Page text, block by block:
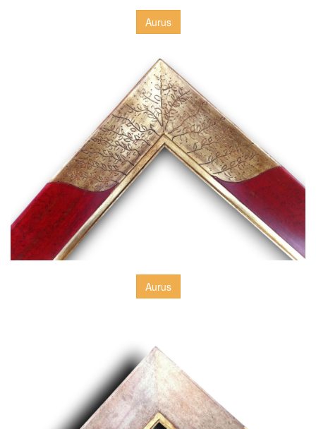
Aurus
Aurus